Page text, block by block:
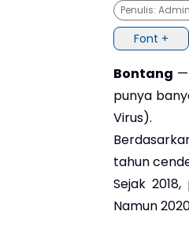
Penulis: Admin
Font +
Bontang —
punya
Virus).
tahun
Sejak
Namun